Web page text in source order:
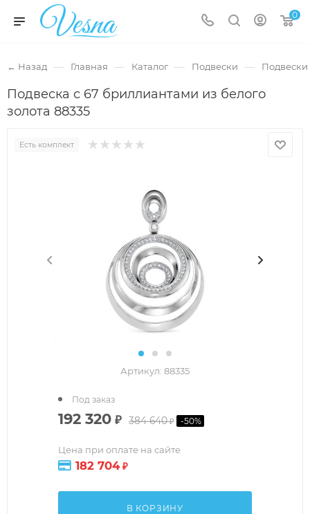
0
← Назад — Главная — Каталог — Подвески — Подвески
Подвеска с 67 бриллиантами из белого
золота 88335
Есть комплект
Артикул: 88335
192 320 ₽ 384 640₽ -50%
Цена при оплате на сайте
182 704₽
Под заказ
В КОРЗИНУ